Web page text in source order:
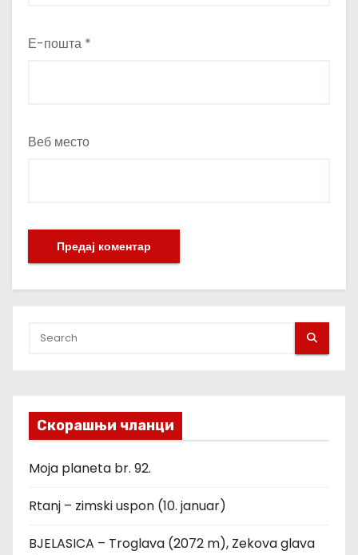
Е-пошта *
Веб место
Скорашњи чланци
Moja planeta br. 92.
Rtanj – zimski uspon (10. januar)
BJELASICA – Troglava (2072 m), Zekova glava